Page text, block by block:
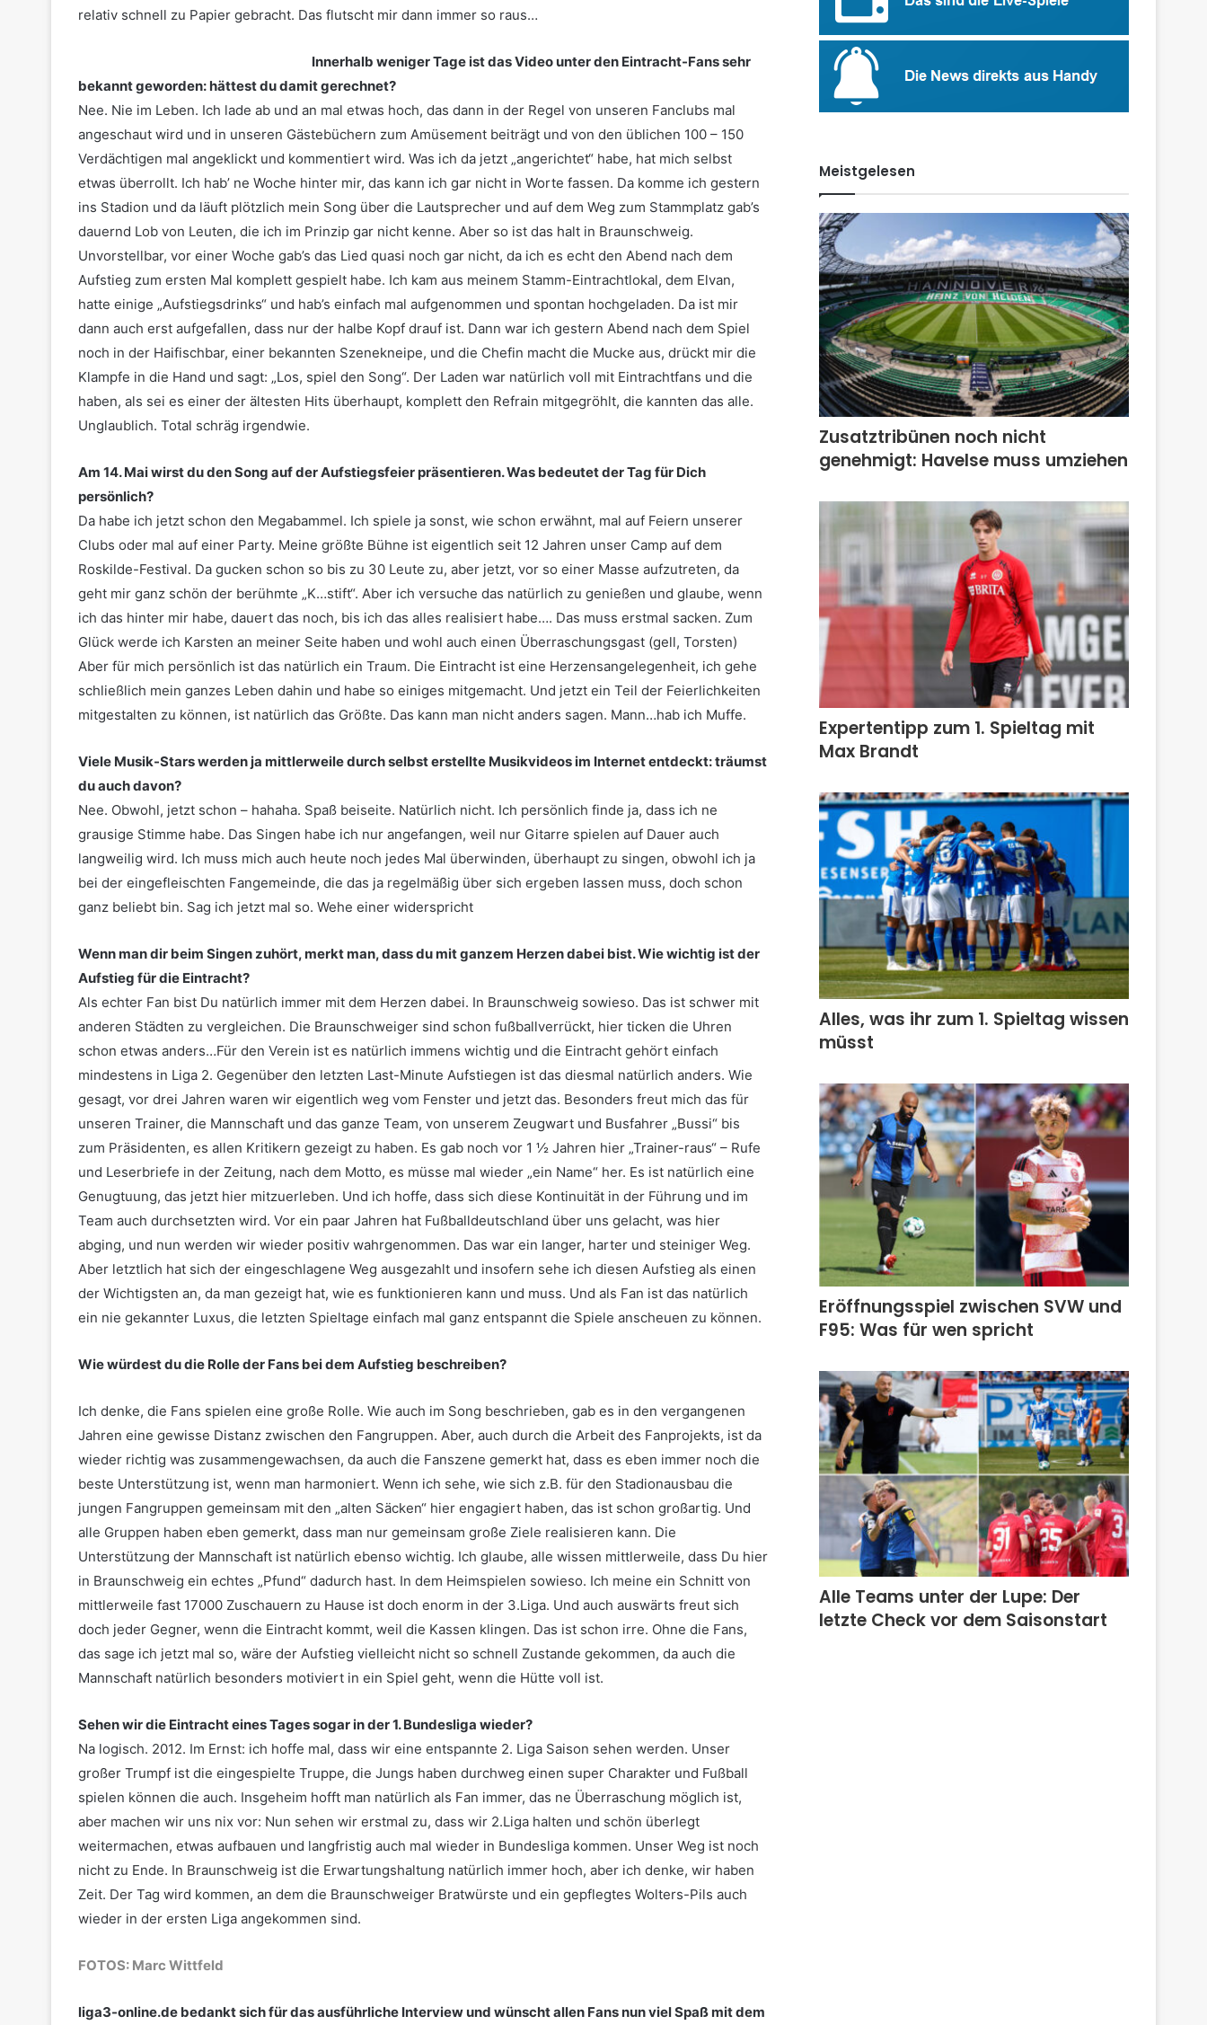
relativ schnell zu Papier gebracht. Das flutscht mir dann immer so raus…
Innerhalb weniger Tage ist das Video unter den Eintracht-Fans sehr
bekannt geworden: hättest du damit gerechnet?
Nee. Nie im Leben. Ich lade ab und an mal etwas hoch, das dann in der Regel von unseren Fanclubs mal
angeschaut wird und in unseren Gästebüchern zum Amüsement beiträgt und von den üblichen 100 – 150
Verdächtigen mal angeklickt und kommentiert wird. Was ich da jetzt „angerichtet“ habe, hat mich selbst
etwas überrollt. Ich hab’ ne Woche hinter mir, das kann ich gar nicht in Worte fassen. Da komme ich gestern
ins Stadion und da läuft plötzlich mein Song über die Lautsprecher und auf dem Weg zum Stammplatz gab’s
dauernd Lob von Leuten, die ich im Prinzip gar nicht kenne. Aber so ist das halt in Braunschweig.
Unvorstellbar, vor einer Woche gab’s das Lied quasi noch gar nicht, da ich es echt den Abend nach dem
Aufstieg zum ersten Mal komplett gespielt habe. Ich kam aus meinem Stamm-Eintrachtlokal, dem Elvan,
hatte einige „Aufstiegsdrinks“ und hab’s einfach mal aufgenommen und spontan hochgeladen. Da ist mir
dann auch erst aufgefallen, dass nur der halbe Kopf drauf ist. Dann war ich gestern Abend nach dem Spiel
noch in der Haifischbar, einer bekannten Szenekneipe, und die Chefin macht die Mucke aus, drückt mir die
Klampfe in die Hand und sagt: „Los, spiel den Song“. Der Laden war natürlich voll mit Eintrachtfans und die
haben, als sei es einer der ältesten Hits überhaupt, komplett den Refrain mitgegröhlt, die kannten das alle.
Unglaublich. Total schräg irgendwie.
Am 14. Mai wirst du den Song auf der Aufstiegsfeier präsentieren. Was bedeutet der Tag für Dich
persönlich?
Da habe ich jetzt schon den Megabammel. Ich spiele ja sonst, wie schon erwähnt, mal auf Feiern unserer
Clubs oder mal auf einer Party. Meine größte Bühne ist eigentlich seit 12 Jahren unser Camp auf dem
Roskilde-Festival. Da gucken schon so bis zu 30 Leute zu, aber jetzt, vor so einer Masse aufzutreten, da
geht mir ganz schön der berühmte „K…stift“. Aber ich versuche das natürlich zu genießen und glaube, wenn
ich das hinter mir habe, dauert das noch, bis ich das alles realisiert habe…. Das muss erstmal sacken. Zum
Glück werde ich Karsten an meiner Seite haben und wohl auch einen Überraschungsgast (gell, Torsten)
Aber für mich persönlich ist das natürlich ein Traum. Die Eintracht ist eine Herzensangelegenheit, ich gehe
schließlich mein ganzes Leben dahin und habe so einiges mitgemacht. Und jetzt ein Teil der Feierlichkeiten
mitgestalten zu können, ist natürlich das Größte. Das kann man nicht anders sagen. Mann…hab ich Muffe.
Viele Musik-Stars werden ja mittlerweile durch selbst erstellte Musikvideos im Internet entdeckt: träumst
du auch davon?
Nee. Obwohl, jetzt schon – hahaha. Spaß beiseite. Natürlich nicht. Ich persönlich finde ja, dass ich ne
grausige Stimme habe. Das Singen habe ich nur angefangen, weil nur Gitarre spielen auf Dauer auch
langweilig wird. Ich muss mich auch heute noch jedes Mal überwinden, überhaupt zu singen, obwohl ich ja
bei der eingefleischten Fangemeinde, die das ja regelmäßig über sich ergeben lassen muss, doch schon
ganz beliebt bin. Sag ich jetzt mal so. Wehe einer widerspricht
Wenn man dir beim Singen zuhört, merkt man, dass du mit ganzem Herzen dabei bist. Wie wichtig ist der
Aufstieg für die Eintracht?
Als echter Fan bist Du natürlich immer mit dem Herzen dabei. In Braunschweig sowieso. Das ist schwer mit
anderen Städten zu vergleichen. Die Braunschweiger sind schon fußballverrückt, hier ticken die Uhren
schon etwas anders…Für den Verein ist es natürlich immens wichtig und die Eintracht gehört einfach
mindestens in Liga 2. Gegenüber den letzten Last-Minute Aufstiegen ist das diesmal natürlich anders. Wie
gesagt, vor drei Jahren waren wir eigentlich weg vom Fenster und jetzt das. Besonders freut mich das für
unseren Trainer, die Mannschaft und das ganze Team, von unserem Zeugwart und Busfahrer „Bussi“ bis
zum Präsidenten, es allen Kritikern gezeigt zu haben. Es gab noch vor 1 ½ Jahren hier „Trainer-raus“ – Rufe
und Leserbriefe in der Zeitung, nach dem Motto, es müsse mal wieder „ein Name“ her. Es ist natürlich eine
Genugtuung, das jetzt hier mitzuerleben. Und ich hoffe, dass sich diese Kontinuität in der Führung und im
Team auch durchsetzten wird. Vor ein paar Jahren hat Fußballdeutschland über uns gelacht, was hier
abging, und nun werden wir wieder positiv wahrgenommen. Das war ein langer, harter und steiniger Weg.
Aber letztlich hat sich der eingeschlagene Weg ausgezahlt und insofern sehe ich diesen Aufstieg als einen
der Wichtigsten an, da man gezeigt hat, wie es funktionieren kann und muss. Und als Fan ist das natürlich
ein nie gekannter Luxus, die letzten Spieltage einfach mal ganz entspannt die Spiele anscheuen zu können.
Wie würdest du die Rolle der Fans bei dem Aufstieg beschreiben?
Ich denke, die Fans spielen eine große Rolle. Wie auch im Song beschrieben, gab es in den vergangenen
Jahren eine gewisse Distanz zwischen den Fangruppen. Aber, auch durch die Arbeit des Fanprojekts, ist da
wieder richtig was zusammengewachsen, da auch die Fanszene gemerkt hat, dass es eben immer noch die
beste Unterstützung ist, wenn man harmoniert. Wenn ich sehe, wie sich z.B. für den Stadionausbau die
jungen Fangruppen gemeinsam mit den „alten Säcken“ hier engagiert haben, das ist schon großartig. Und
alle Gruppen haben eben gemerkt, dass man nur gemeinsam große Ziele realisieren kann. Die
Unterstützung der Mannschaft ist natürlich ebenso wichtig. Ich glaube, alle wissen mittlerweile, dass Du hier
in Braunschweig ein echtes „Pfund“ dadurch hast. In dem Heimspielen sowieso. Ich meine ein Schnitt von
mittlerweile fast 17000 Zuschauern zu Hause ist doch enorm in der 3.Liga. Und auch auswärts freut sich
doch jeder Gegner, wenn die Eintracht kommt, weil die Kassen klingen. Das ist schon irre. Ohne die Fans,
das sage ich jetzt mal so, wäre der Aufstieg vielleicht nicht so schnell Zustande gekommen, da auch die
Mannschaft natürlich besonders motiviert in ein Spiel geht, wenn die Hütte voll ist.
Sehen wir die Eintracht eines Tages sogar in der 1. Bundesliga wieder?
Na logisch. 2012. Im Ernst: ich hoffe mal, dass wir eine entspannte 2. Liga Saison sehen werden. Unser
großer Trumpf ist die eingespielte Truppe, die Jungs haben durchweg einen super Charakter und Fußball
spielen können die auch. Insgeheim hofft man natürlich als Fan immer, das ne Überraschung möglich ist,
aber machen wir uns nix vor: Nun sehen wir erstmal zu, dass wir 2.Liga halten und schön überlegt
weitermachen, etwas aufbauen und langfristig auch mal wieder in Bundesliga kommen. Unser Weg ist noch
nicht zu Ende. In Braunschweig ist die Erwartungshaltung natürlich immer hoch, aber ich denke, wir haben
Zeit. Der Tag wird kommen, an dem die Braunschweiger Bratwürste und ein gepflegtes Wolters-Pils auch
wieder in der ersten Liga angekommen sind.
FOTOS: Marc Wittfeld
liga3-online.de bedankt sich für das ausführliche Interview und wünscht allen Fans nun viel Spaß mit dem
Meistgelesen
Zusatztribünen noch nicht
genehmigt: Havelse muss umziehen
Expertentipp zum 1. Spieltag mit
Max Brandt
Alles, was ihr zum 1. Spieltag wissen
müsst
Eröffnungsspiel zwischen SVW und
F95: Was für wen spricht
Alle Teams unter der Lupe: Der
letzte Check vor dem Saisonstart